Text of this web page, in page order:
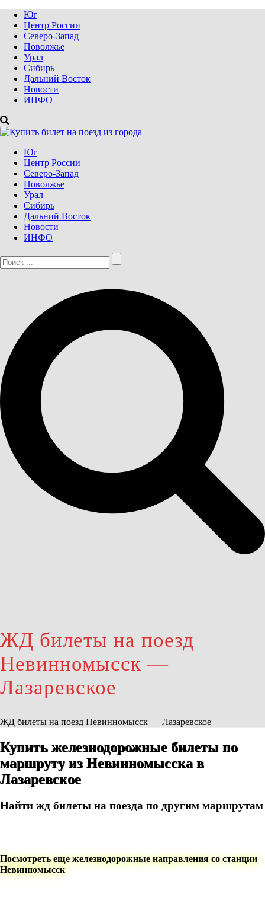
Юг
Центр России
Северо-Запад
Поволжье
Урал
Сибирь
Дальний Восток
Новости
ИНФО
Юг
Центр России
Северо-Запад
Поволжье
Урал
Сибирь
Дальний Восток
Новости
ИНФО
ЖД билеты на поезд
Невинномысск —
Лазаревское
ЖД билеты на поезд Невинномысск — Лазаревское
Купить железнодорожные билеты по
маршруту из Невинномысска в
Лазаревское
Найти жд билеты на поезда по другим маршрутам
Посмотреть еще железнодорожные направления со станции
Невинномысск